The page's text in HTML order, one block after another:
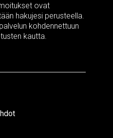
ovat
hakujesi perusteella.
kohdennettuun
kautta.